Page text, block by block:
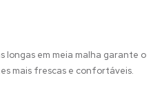
longas em meia malha garante o
mais frescas e confortáveis.